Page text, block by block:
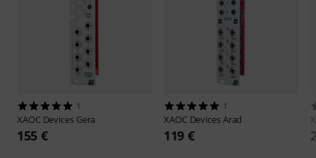
1
XAOC Devices Gera
155 €
1
XAOC DevicesArad
119 €